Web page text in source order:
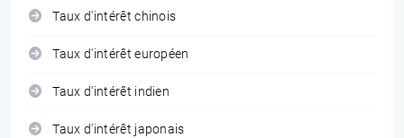
Taux d'intérêt chinois
Taux d'intérêt européen
Taux d'intérêt indien
Taux d'intérêt japonais